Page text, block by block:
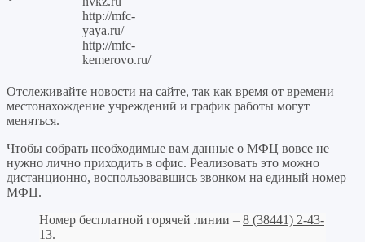
http://mfc-
yaya.ru/
http://mfc-
kemerovo.ru/
Отслеживайте новости на сайте, так как время от времени
местонахождение учреждений и график работы могут
меняться.
Чтобы собрать необходимые вам данные о МФЦ вовсе не
нужно лично приходить в офис. Реализовать это можно
дистанционно, воспользовавшись звонком на единый номер
МФЦ.
Номер бесплатной горячей линии – 8 (38441) 2-43-
13.